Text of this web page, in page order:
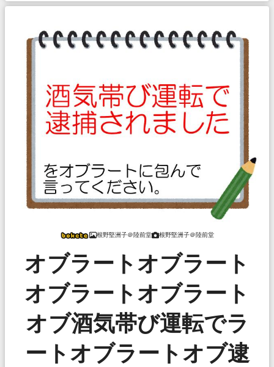
根野堅洲子＠陸前堂 根野堅洲子＠陸前堂
オブラートオブラート
オブラートオブラート
オブ酒気帯び運転でラ
ートオブラートオブ逮